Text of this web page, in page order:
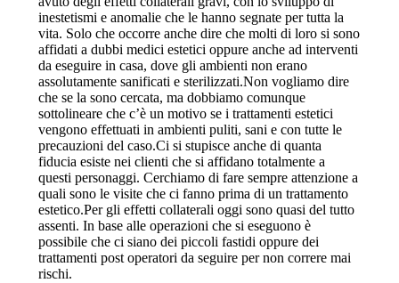
inestetismi e anomalie che le hanno segnate per tutta la
vita. Solo che occorre anche dire che molti di loro si sono
affidati a dubbi medici estetici oppure anche ad interventi
da eseguire in casa, dove gli ambienti non erano
assolutamente sanificati e sterilizzati.Non vogliamo dire
che se la sono cercata, ma dobbiamo comunque
sottolineare che c’è un motivo se i trattamenti estetici
vengono effettuati in ambienti puliti, sani e con tutte le
precauzioni del caso.Ci si stupisce anche di quanta
fiducia esiste nei clienti che si affidano totalmente a
questi personaggi. Cerchiamo di fare sempre attenzione a
quali sono le visite che ci fanno prima di un trattamento
estetico.Per gli effetti collaterali oggi sono quasi del tutto
assenti. In base alle operazioni che si eseguono è
possibile che ci siano dei piccoli fastidi oppure dei
trattamenti post operatori da seguire per non correre mai
rischi.